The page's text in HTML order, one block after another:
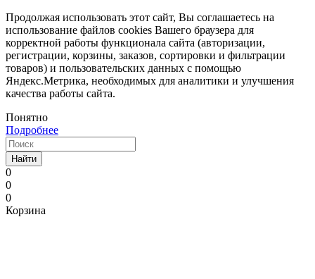
Продолжая использовать этот сайт, Вы соглашаетесь на
использование файлов cookies Вашего браузера для
корректной работы функционала сайта (авторизации,
регистрации, корзины, заказов, сортировки и фильтрации
товаров) и пользовательских данных с помощью
Яндекс.Метрика, необходимых для аналитики и улучшения
качества работы сайта.
Понятно
Подробнее
Найти
0
0
0
Корзина